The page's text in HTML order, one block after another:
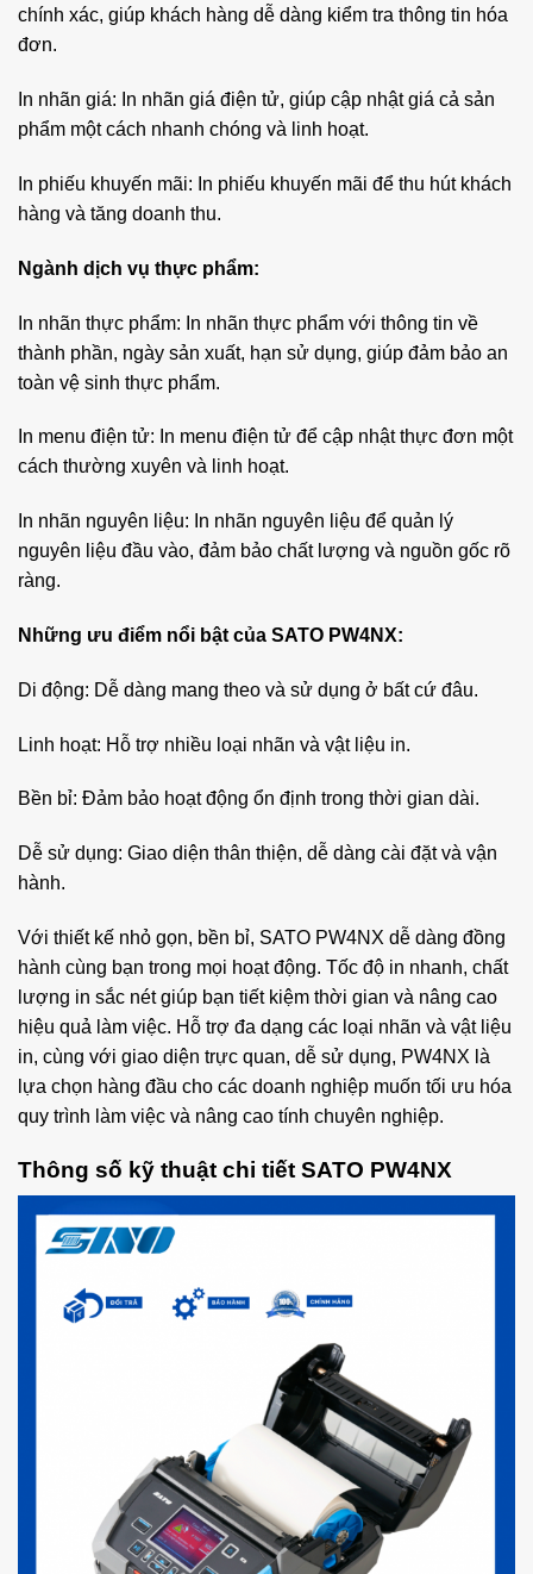
chính xác, giúp khách hàng dễ dàng kiểm tra thông tin hóa
đơn.
In nhãn giá: In nhãn giá điện tử, giúp cập nhật giá cả sản
phẩm một cách nhanh chóng và linh hoạt.
In phiếu khuyến mãi: In phiếu khuyến mãi để thu hút khách
hàng và tăng doanh thu.
Ngành dịch vụ thực phẩm:
In nhãn thực phẩm: In nhãn thực phẩm với thông tin về
thành phần, ngày sản xuất, hạn sử dụng, giúp đảm bảo an
toàn vệ sinh thực phẩm.
In menu điện tử: In menu điện tử để cập nhật thực đơn một
cách thường xuyên và linh hoạt.
In nhãn nguyên liệu: In nhãn nguyên liệu để quản lý
nguyên liệu đầu vào, đảm bảo chất lượng và nguồn gốc rõ
ràng.
Những ưu điểm nổi bật của SATO PW4NX:
Di động: Dễ dàng mang theo và sử dụng ở bất cứ đâu.
Linh hoạt: Hỗ trợ nhiều loại nhãn và vật liệu in.
Bền bỉ: Đảm bảo hoạt động ổn định trong thời gian dài.
Dễ sử dụng: Giao diện thân thiện, dễ dàng cài đặt và vận
hành.
Với thiết kế nhỏ gọn, bền bỉ, SATO PW4NX dễ dàng đồng
hành cùng bạn trong mọi hoạt động. Tốc độ in nhanh, chất
lượng in sắc nét giúp bạn tiết kiệm thời gian và nâng cao
hiệu quả làm việc. Hỗ trợ đa dạng các loại nhãn và vật liệu
in, cùng với giao diện trực quan, dễ sử dụng, PW4NX là
lựa chọn hàng đầu cho các doanh nghiệp muốn tối ưu hóa
quy trình làm việc và nâng cao tính chuyên nghiệp.
Thông số kỹ thuật chi tiết SATO PW4NX